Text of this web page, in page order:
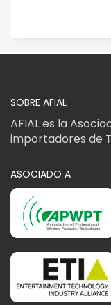
SOBRE AFIAL
AFIAL es la
importadores de
ASOCIADO A